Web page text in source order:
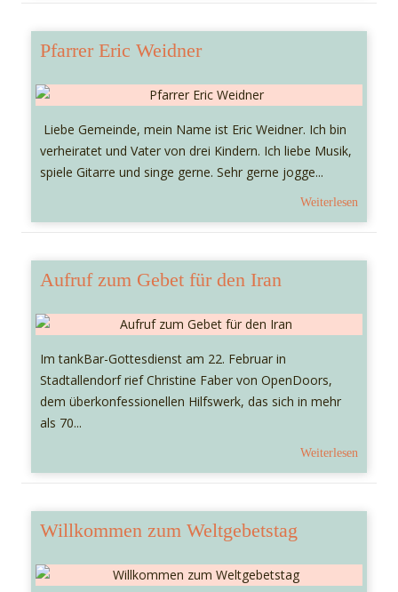
Pfarrer Eric Weidner
Liebe Gemeinde, mein Name ist Eric Weidner. Ich bin
verheiratet und Vater von drei Kindern. Ich liebe Musik,
spiele Gitarre und singe gerne. Sehr gerne jogge...
Weiterlesen
Aufruf zum Gebet für den Iran
Im tankBar-Gottesdienst am 22. Februar in
Stadtallendorf rief Christine Faber von OpenDoors,
dem überkonfessionellen Hilfswerk, das sich in mehr
als 70...
Weiterlesen
Willkommen zum Weltgebetstag